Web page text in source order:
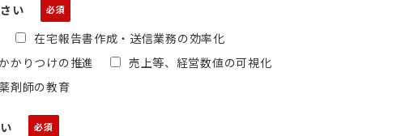
い
在宅報告書作成・送信業務の効率化
かりつけの推進
売上等、経営数値の可視化
剤師の教育